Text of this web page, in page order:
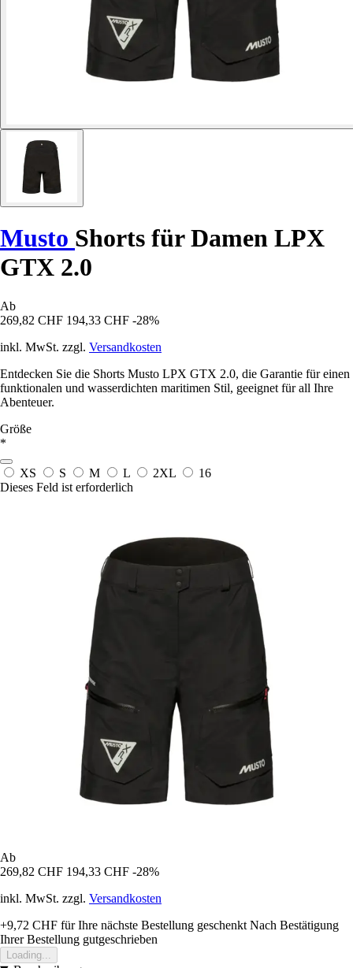
Musto Shorts für Damen LPX
GTX 2.0
Ab
269,82 CHF 194,33 CHF -28%
inkl. MwSt. zzgl. Versandkosten
Entdecken Sie die Shorts Musto LPX GTX 2.0, die Garantie für einen
funktionalen und wasserdichten maritimen Stil, geeignet für all Ihre
Abenteuer.
Größe
*
XS S M L 2XL
16
Dieses Feld ist erforderlich
Ab
269,82 CHF 194,33 CHF -28%
inkl. MwSt. zzgl. Versandkosten
+9,72 CHF für Ihre nächste Bestellung geschenkt Nach Bestätigung
Ihrer Bestellung gutgeschrieben
Loading...